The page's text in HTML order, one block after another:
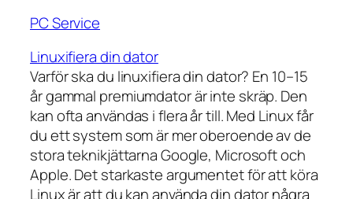
PC Service
Linuxifiera din dator
Varför ska du linuxifiera din dator? En 10–15
år gammal premiumdator är inte skräp. Den
kan ofta användas i flera år till. Med Linux får
du ett system som är mer oberoende av de
stora teknikjättarna Google, Microsoft och
Apple. Det starkaste argumentet för att köra
Linux är att du kan använda din dator några